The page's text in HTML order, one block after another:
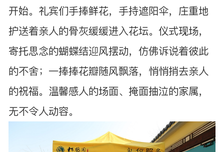
开始。礼宾们手捧鲜花，手持遮阳伞，庄重地
护送着亲人的骨灰缓缓进入花坛。仪式现场，
寄托思念的蝴蝶结迎风摆动，仿佛诉说着彼此
的不舍；一捧捧花瓣随风飘落，悄悄捎去亲人
的祝福。温馨感人的场面、掩面抽泣的家属，
无不令人动容。